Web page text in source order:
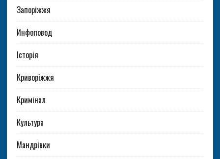
Запоріжжя
Инфоповод
Історія
Криворіжжя
Кримінал
Культура
Мандрівки